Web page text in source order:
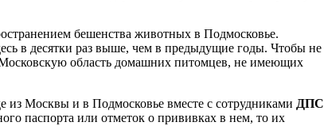
бешенства животных в Подмосковье.
в десятки раз выше, чем в предыдущие годы. Чтобы не
Московскую область домашних питомцев, не имеющих
из Москвы и в Подмосковье вместе с сотрудниками ДПС
паспорта или отметок о прививках в нем, то их